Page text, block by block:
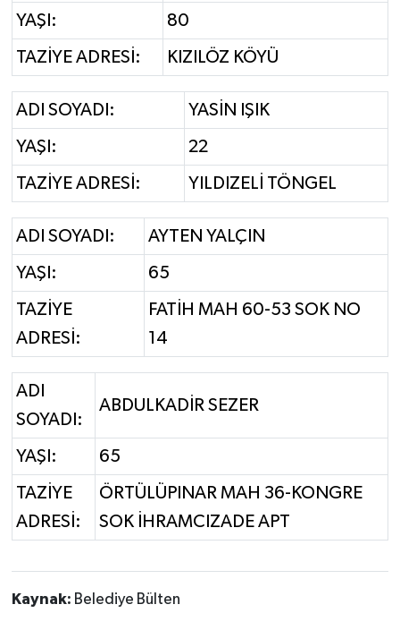
YAŞI: 80
TAZİYE ADRESİ: KIZILÖZ KÖYÜ
ADI SOYADI: YASİN IŞIK
YAŞI: 22
TAZİYE ADRESİ: YILDIZELİ TÖNGEL
ADI SOYADI: AYTEN YALÇIN
YAŞI: 65
TAZİYE
ADRESİ:
FATİH MAH 60-53 SOK NO
14
ADI
SOYADI:
ABDULKADİR SEZER
YAŞI: 65
TAZİYE
ADRESİ:
ÖRTÜLÜPINAR MAH 36-KONGRE
SOK İHRAMCIZADE APT
Kaynak: Belediye Bülten